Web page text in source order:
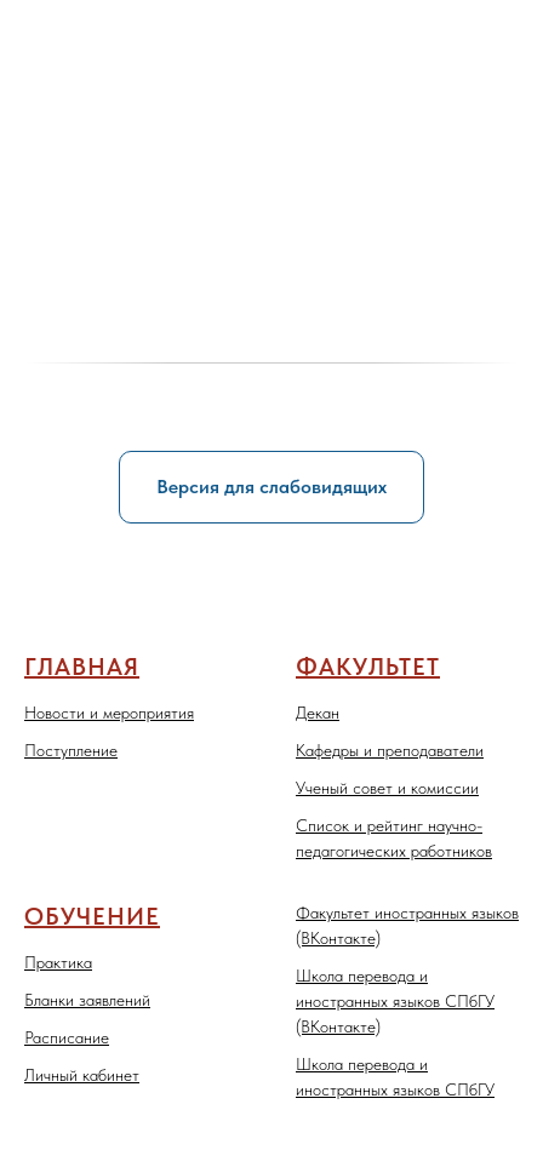
Версия для слабовидящих
ГЛАВНАЯ
Новости и мероприятия
Поступление
ФАКУЛЬТЕТ
Декан
Кафедры и преподаватели
Ученый совет и комиссии
Список и рейтинг научно-
педагогических работников
ОБУЧЕНИЕ
Практика
Бланки заявлений
Расписание
Личный кабинет
Факультет иностранных языков
(ВКонтакте)
Школа перевода и
иностранных языков СПбГУ
(ВКонтакте)
Школа перевода и
иностранных языков СПбГУ